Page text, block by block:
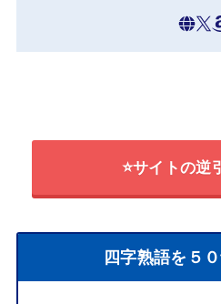
⭐サイトの逆
四字熟語を５